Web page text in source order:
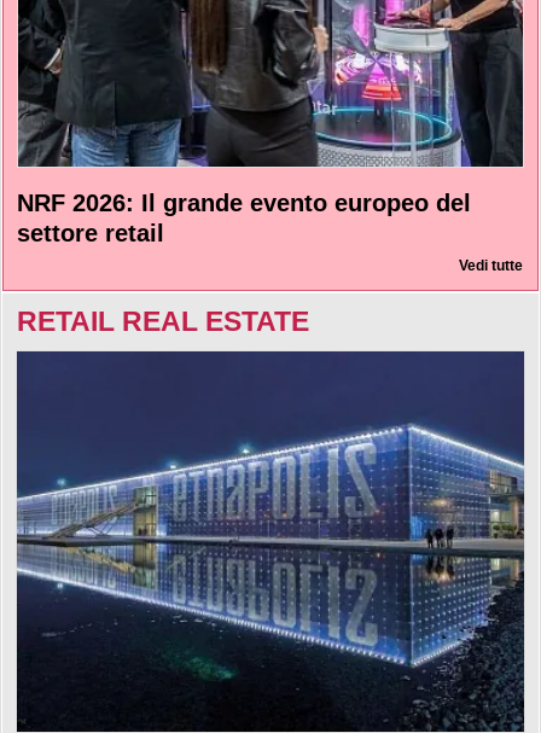
NRF 2026: Il grande evento europeo del
settore retail
Vedi tutte
RETAIL REAL ESTATE